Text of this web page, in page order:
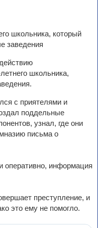
школьника,
с приятелями и
поддельные
узнал, где они
письма о
оперативно, информация
преступление, и
это ему не помогло.